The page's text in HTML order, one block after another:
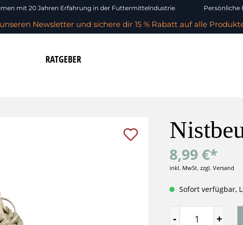
mit 20 Jahren Erfahrung in der Futtermittelndustrie Persönliche
Newsletter und sichere dir 15 % Rabatt auf alle
RATGEBER
8,99 €*
inkl. MwSt. zzgl. Versand
Sofort verfügbar,